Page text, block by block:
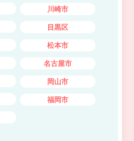
川崎市
目黒区
松本市
名古屋市
岡山市
福岡市